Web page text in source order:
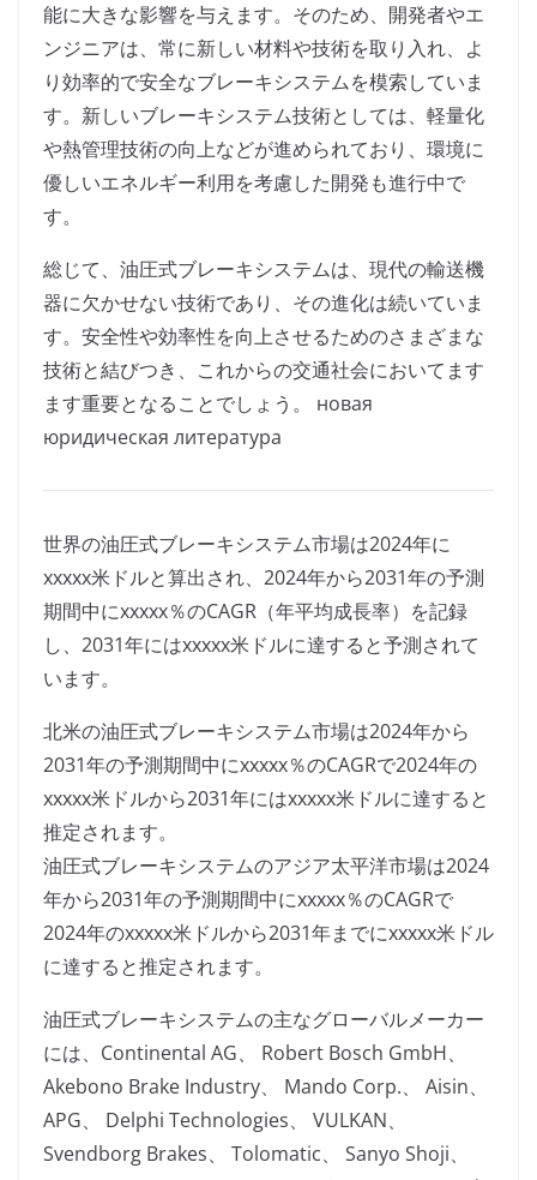
能に大きな影響を与えます。そのため、開発者やエ
ンジニアは、常に新しい材料や技術を取り入れ、よ
り効率的で安全なブレーキシステムを模索していま
す。新しいブレーキシステム技術としては、軽量化
や熱管理技術の向上などが進められており、環境に
優しいエネルギー利用を考慮した開発も進行中で
す。
総じて、油圧式ブレーキシステムは、現代の輸送機
器に欠かせない技術であり、その進化は続いていま
す。安全性や効率性を向上させるためのさまざまな
技術と結びつき、これからの交通社会においてます
ます重要となることでしょう。 новая
юридическая литература
世界の油圧式ブレーキシステム市場は2024年に
xxxxx米ドルと算出され、2024年から2031年の予測
期間中にxxxxx％のCAGR（年平均成長率）を記録
し、2031年にはxxxxx米ドルに達すると予測されて
います。
北米の油圧式ブレーキシステム市場は2024年から
2031年の予測期間中にxxxxx％のCAGRで2024年の
xxxxx米ドルから2031年にはxxxxx米ドルに達すると
推定されます。
油圧式ブレーキシステムのアジア太平洋市場は2024
年から2031年の予測期間中にxxxxx％のCAGRで
2024年のxxxxx米ドルから2031年までにxxxxx米ドル
に達すると推定されます。
油圧式ブレーキシステムの主なグローバルメーカー
には、Continental AG、 Robert Bosch GmbH、
Akebono Brake Industry、 Mando Corp.、 Aisin、
APG、 Delphi Technologies、 VULKAN、
Svendborg Brakes、 Tolomatic、 Sanyo Shoji、